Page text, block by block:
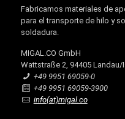
Fabricamos materiales de
para el transporte de hilo y
soldadura.
MIGAL.CO GmbH
Wattstraße 2, 94405 Landau/
+49 9951 69059-0
+49 9951 69059-3900
info(at)migal.co